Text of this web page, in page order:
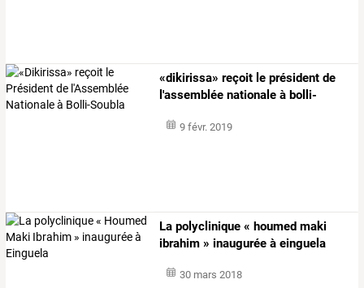
«dikirissa» reçoit le président de
l'assemblée nationale à bolli-
9 févr. 2019
La polyclinique « houmed maki
ibrahim » inaugurée à einguela
30 mars 2018